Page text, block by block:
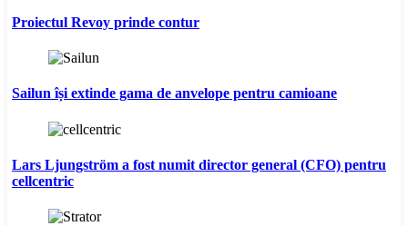
Proiectul Revoy prinde contur
Sailun își extinde gama de anvelope pentru camioane
Lars Ljungström a fost numit director general (CFO) pentru
cellcentric